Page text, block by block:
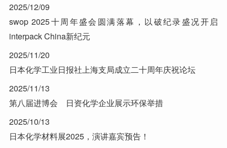
2025/12/09
swop 2025十周年盛会圆满落幕，以破纪录盛况开启
interpack China新纪元
2025/11/20
日本化学工业日报社上海支局成立二十周年庆祝论坛
2025/11/13
第八届进博会 日资化学企业展示环保举措
2025/10/13
日本化学材料展2025，演讲嘉宾预告！